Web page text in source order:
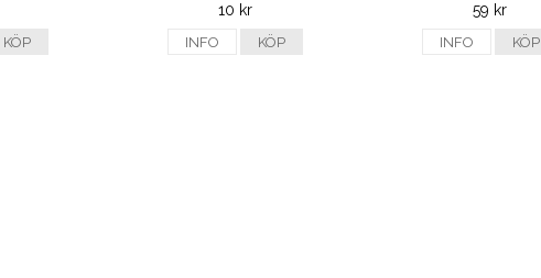
KÖP
10 kr
INFO KÖP
59 kr
INFO KÖP